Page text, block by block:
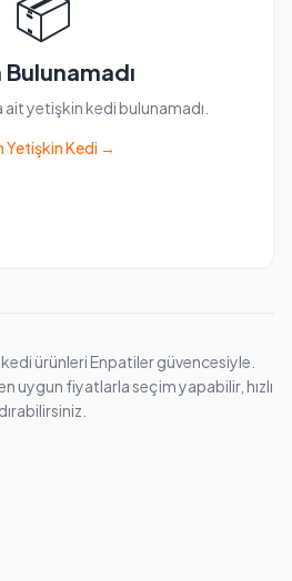
Bulunamadı
ait yetişkin kedi bulunamadı.
Yetişkin Kedi →
ürünleri Enpatiler güvencesiyle.
uygun fiyatlarla seçim yapabilir, hızlı